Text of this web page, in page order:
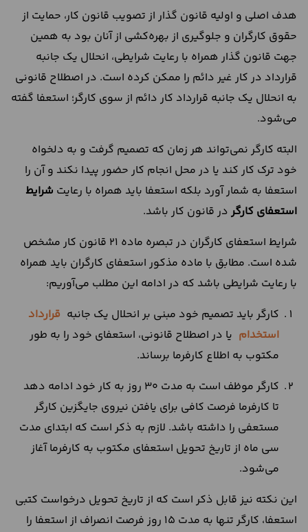
هدف اصلی و اولیه قانون گذار از تصویب قانون کار، حمایت از
حقوق کارگران و جلوگیری از بهره‌کشی از آنان بود به همین
جهت قانون گذار همراه با رعایت شرایطی، انحلال یک جانبه
قرارداد در کار غیر دائم را ممکن کرده است. در اصطلاح قانونی
به انحلال یک جانبه قرارداد کار دائم از سوی کارگر؛ استعفا گفته
می‌شود.
البته کارگر نمی‌تواند هر زمان که تصمیم گرفت و به دلخواه
خود ترک کار کند یا در محل انجام کار حضور پیدا نکند و آن را
استعفا به شمار آورد بلکه استعفا باید همراه با رعایت شرایط
استعفای کارگر در قانون کار باشد.
شرایط استعفای کارگران در تبصره ماده 21 قانون کار مشخص
شده است. مطابق با ماده مذکور استعفای کارگران باید همراه
با رعایت شرایطی باشد که در ادامه این مطلب می‌آوریم:
کارگر باید تصمیم خود مبنی بر انحلال یک جانبه قرارداد
استخدام یا در اصطلاح قانونی، استعفای خود را به طور
مکتوب به اطلاع کارفرما برساند.
کارگر موظف است به مدت 30 روز به کار خود ادامه دهد
تا کارفرما فرصت کافی برای یافتن نیروی جایگزین کارگر
مستعفی را داشته باشد. لازم به ذکر است که ابتدای مدت
سی ماه از تاریخ تحویل استعفای مکتوب به کارفرما آغاز
می‌شود.
این نکته نیز قابل ذکر است که از تاریخ تحویل درخواست کتبی
استعفا، کارگر تنها به مدت 15 روز فرصت انصراف از استعفا را